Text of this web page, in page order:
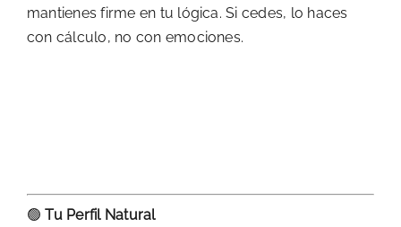
mantienes firme en tu lógica. Si cedes, lo haces
con cálculo, no con emociones.
🟢Tu Perfil Natural